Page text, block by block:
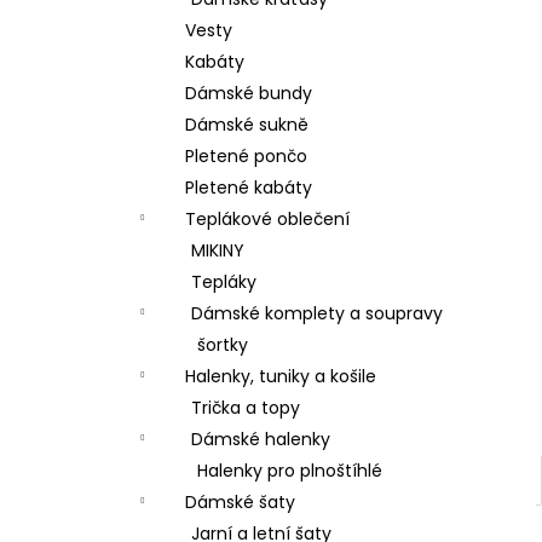
Vesty
Kabáty
Dámské bundy
Dámské sukně
Pletené pončo
Pletené kabáty
Teplákové oblečení
MIKINY
Tepláky
Dámské komplety a soupravy
šortky
Halenky, tuniky a košile
Trička a topy
Dámské halenky
Halenky pro plnoštíhlé
Dámské šaty
Jarní a letní šaty
BAVLNĚNÉ KALHOTY ALADDIN LEHKÉ A
VZDUŠNÉ K9700
499 Kč